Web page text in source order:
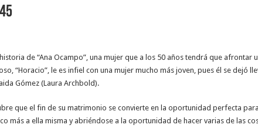
de “Ana Ocampo”, una mujer que a los 50 años tendrá que afrontar
“Horacio”, le es infiel con una mujer mucho más joven, pues él se dejó
Gómez (Laura Archbold).
que el fin de su matrimonio se convierte en la oportunidad perfecta
más a ella misma y abriéndose a la oportunidad de hacer varias de las